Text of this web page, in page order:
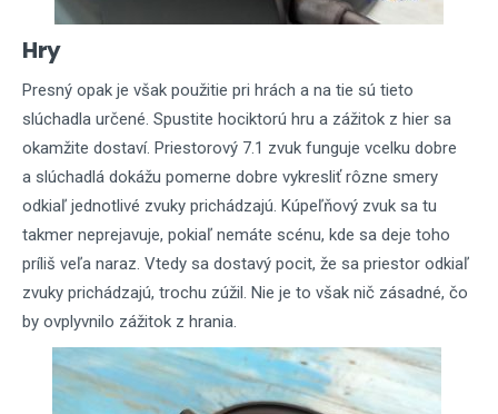
Hry
Presný opak je však použitie pri hrách a na tie sú tieto
slúchadla určené. Spustite hociktorú hru a zážitok z hier sa
okamžite dostaví. Priestorový 7.1 zvuk funguje vcelku dobre
a slúchadlá dokážu pomerne dobre vykresliť rôzne smery
odkiaľ jednotlivé zvuky prichádzajú. Kúpeľňový zvuk sa tu
takmer neprejavuje, pokiaľ nemáte scénu, kde sa deje toho
príliš veľa naraz. Vtedy sa dostavý pocit, že sa priestor odkiaľ
zvuky prichádzajú, trochu zúžil. Nie je to však nič zásadné, čo
by ovplyvnilo zážitok z hrania.